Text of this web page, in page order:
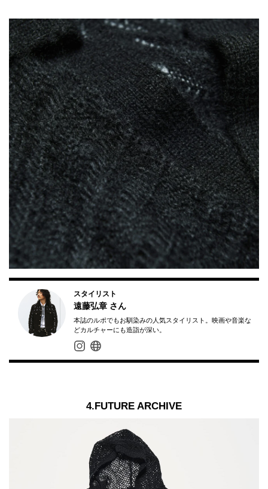
スタイリスト
遠藤弘章 さん
本誌のルポでもお馴染みの人気スタイリスト。映画や音楽な
どカルチャーにも造詣が深い。
4.FUTURE ARCHIVE